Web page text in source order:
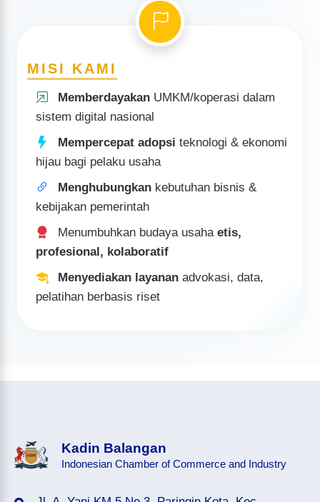
Rekomendasi usaha, legalitas bisnis, certificate/visa
Rekomendasi Certificate of Origin / legalisasi ekspor
Jadilah bagian dari jejaring KADIN, perluas peluang & nilai
tambah bisnismu!
MISI KAMI
Memberdayakan UMKM/koperasi dalam
sistem digital nasional
Mempercepat adopsi teknologi & ekonomi
hijau bagi pelaku usaha
Menghubungkan kebutuhan bisnis &
kebijakan pemerintah
Menumbuhkan budaya usahaetis,
profesional, kolaboratif
Menyediakan layanan advokasi, data,
pelatihan berbasis riset
Kadin Balangan
Indonesian Chamber of Commerce and Industry